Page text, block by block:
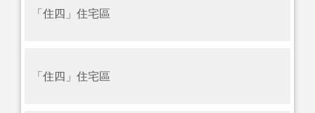
「住四」住宅區
「住四」住宅區